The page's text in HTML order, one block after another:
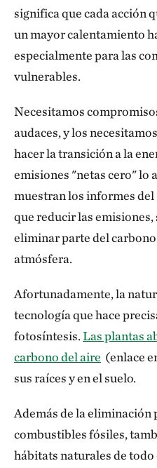
significa que cada acción
un mayor calentamiento
especialmente para las
vulnerables.
Necesitamos
audaces, y los
hacer la transición a la
emisiones "netas cero" lo
muestran los informes
que reducir las
eliminar parte del carbono
atmósfera.
Afortunadamente, la
tecnología que hace
fotosíntesis.Las plantas
carbono del aire (enlace
sus raíces y en el suelo.
Además de la eliminación
combustibles fósiles,
hábitats naturales de